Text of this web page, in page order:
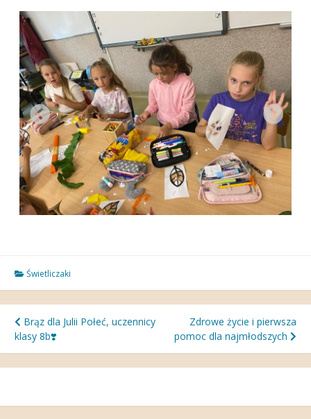
Świetliczaki
Nawigacja
wpisu
Brąz dla Julii Połeć, uczennicy
klasy 8b❣️
Zdrowe życie i pierwsza
pomoc dla najmłodszych